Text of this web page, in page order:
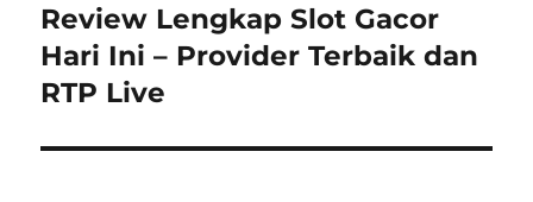
Next
post:
Review Lengkap Slot Gacor
Hari Ini – Provider Terbaik dan
RTP Live